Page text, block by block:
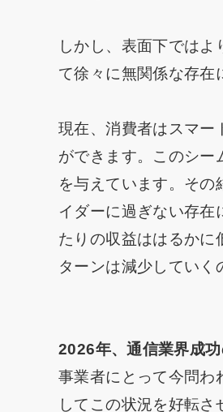
しかし、表面下では
て徐々に無関係な存在
現在、消費者はスマー
ができます。このシー
を与えています。そ
イダーに過ぎない存
たりの収益ははるかに
ターンは減少していく
2026年、通信業界成
事業者にとって今問わ
してこの状況を好転